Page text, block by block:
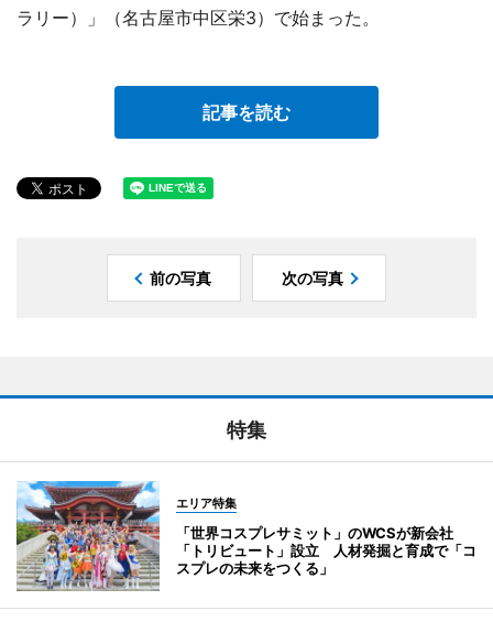
ラリー）」（名古屋市中区栄3）で始まった。
記事を読む
前の写真 次の写真
特集
エリア特集
「世界コスプレサミット」のWCSが新会社
「トリビュート」設立 人材発掘と育成で「コ
スプレの未来をつくる」